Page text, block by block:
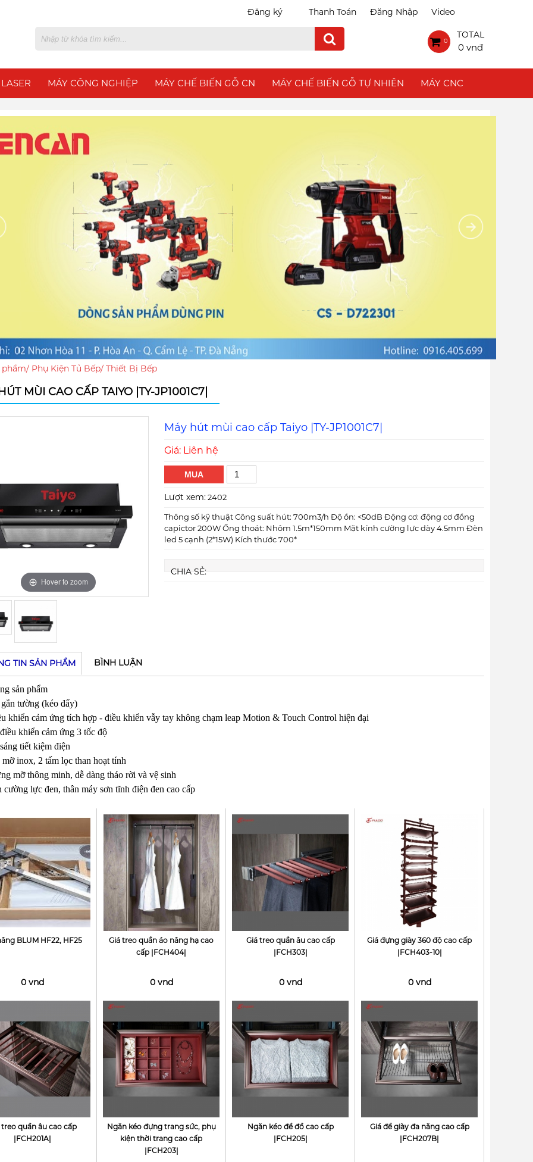
Đăng ký Thanh Toán Đăng Nhập Video
0
TOTAL
0 vnđ
MÁY CÔNG NGHIỆP MÁY CHẾ BIẾN GỖ CN MÁY CHẾ BIẾN GỖ TỰ NHIÊN MÁY CNC
phẩm/ Phụ Kiện Tủ Bếp/ Thiết Bị Bếp
MÙI CAO CẤP TAIYO |TY-JP1001C7|
Hover to zoom
Hover to zoom
Máy hút mùi cao cấp Taiyo |TY-JP1001C7|
Giá: Liên hệ
MUA
Lượt xem:2402
Thông số kỹ thuật Công suất hút: 700m3/h Độ ồn: <50dB Động cơ: động cơ đồng
capictor 200W Ống thoát: Nhôm 1.5m*150mm Mặt kính cường lực dày 4.5mm Đèn
led 5 cạnh (2*15W) Kích thước 700*
CHIA SẺ:
TIN SẢN PHẨM BÌNH LUẬN
sản phẩm
tường (kéo đẩy)
khiển cảm ứng tích hợp - điều khiển vẫy tay không chạm leap Motion & Touch Control hiện đại
khiển cảm ứng 3 tốc độ
tiết kiệm điện
inox, 2 tấm lọc than hoạt tính
mỡ thông minh, dễ dàng tháo rời và vệ sinh
cường lực đen, thân máy sơn tĩnh điện đen cao cấp
BLUM HF22, HF25
0 vnd
Giá treo quần áo nâng hạ cao
cấp |FCH404|
0 vnd
Giá treo quần âu cao cấp
|FCH303|
0 vnd
Giá đựng giày 360 độ cao cấp
|FCH403-10|
0 vnd
treo quần âu cao cấp
|FCH201A|
Ngăn kéo đựng trang sức, phụ
kiện thời trang cao cấp
|FCH203|
Ngăn kéo để đồ cao cấp
|FCH205|
Giá để giày đa năng cao cấp
|FCH207B|